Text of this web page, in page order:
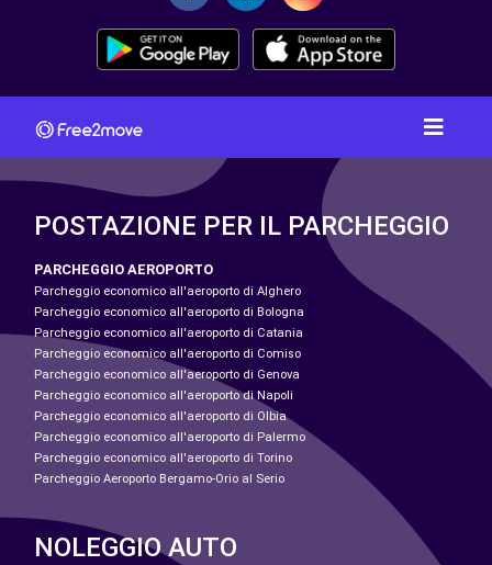
POSTAZIONE PER IL PARCHEGGIO
PARCHEGGIO AEROPORTO
Parcheggio economico all'aeroporto di Alghero
Parcheggio economico all'aeroporto di Bologna
Parcheggio economico all'aeroporto di Catania
Parcheggio economico all'aeroporto di Comiso
Parcheggio economico all'aeroporto di Genova
Parcheggio economico all'aeroporto di Napoli
Parcheggio economico all'aeroporto di Olbia
Parcheggio economico all'aeroporto di Palermo
Parcheggio economico all'aeroporto di Torino
Parcheggio Aeroporto Bergamo-Orio al Serio
NOLEGGIO AUTO